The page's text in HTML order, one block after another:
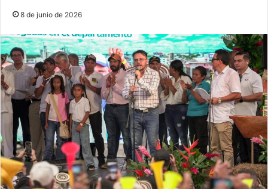
8 de junio de 2026